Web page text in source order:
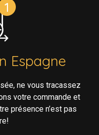
Espagne
ne vous tracassez
votre commande et
présence n’est pas